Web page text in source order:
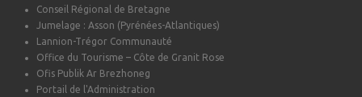
Conseil Régional de Bretagne
Jumelage : Asson (Pyrénées-Atlantiques)
Lannion-Trégor Communauté
Office du Tourisme – Côte de Granit Rose
Ofis Publik Ar Brezhoneg
Portail de l'Administration